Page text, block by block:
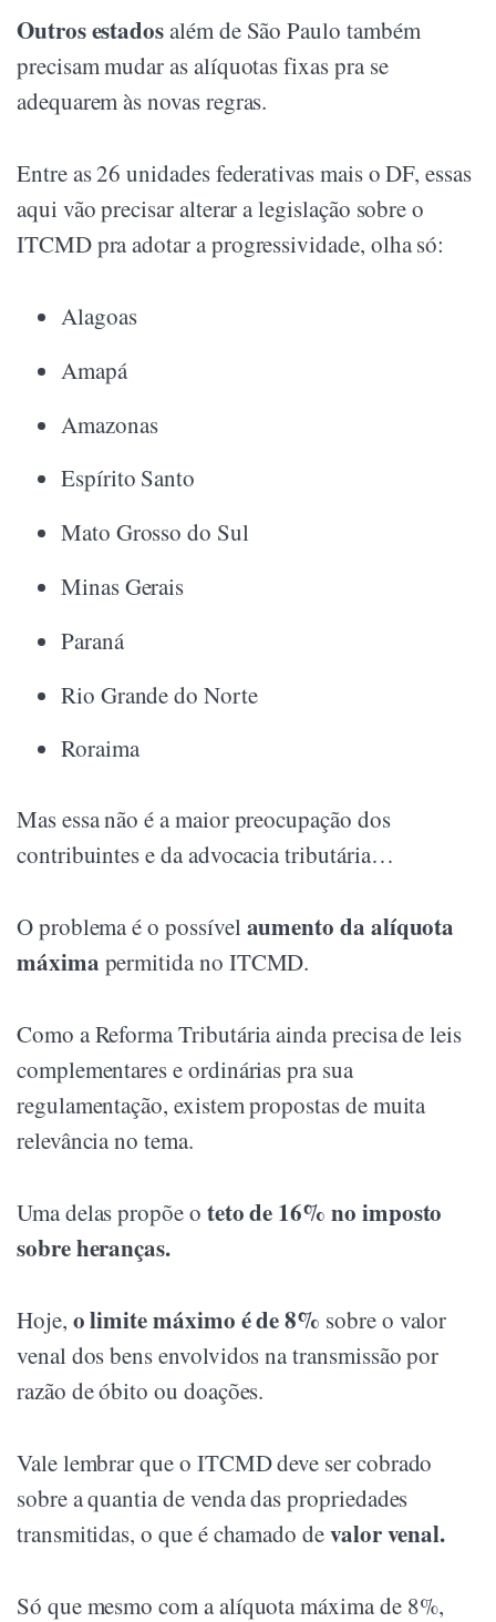
Outros estadosalém de São Paulo também
precisam mudar as alíquotas fixas pra se
adequarem às novas regras.
Entre as 26 unidades federativas mais o DF, essas
aqui vão precisar alterar a legislação sobre o
ITCMD pra adotar a progressividade, olha só:
Alagoas
Amapá
Amazonas
Espírito Santo
Mato Grosso do Sul
Minas Gerais
Paraná
Rio Grande do Norte
Roraima
Mas essa não é a maior preocupação dos
contribuintes e da advocacia tributária…
O problema é o possívelaumento da alíquota
máxima permitida no ITCMD.
Como a Reforma Tributária ainda precisa de leis
complementares e ordinárias pra sua
regulamentação, existem propostas de muita
relevância no tema.
Uma delas propõe o teto de 16% no imposto
sobre heranças.
Hoje, o limite máximo é de 8% sobre o valor
venal dos bens envolvidos na transmissão por
razão de óbito ou doações.
Vale lembrar que o ITCMD deve ser cobrado
sobre a quantia de venda das propriedades
transmitidas, o que é chamado devalor venal.
Só que mesmo com a alíquota máxima de 8%,